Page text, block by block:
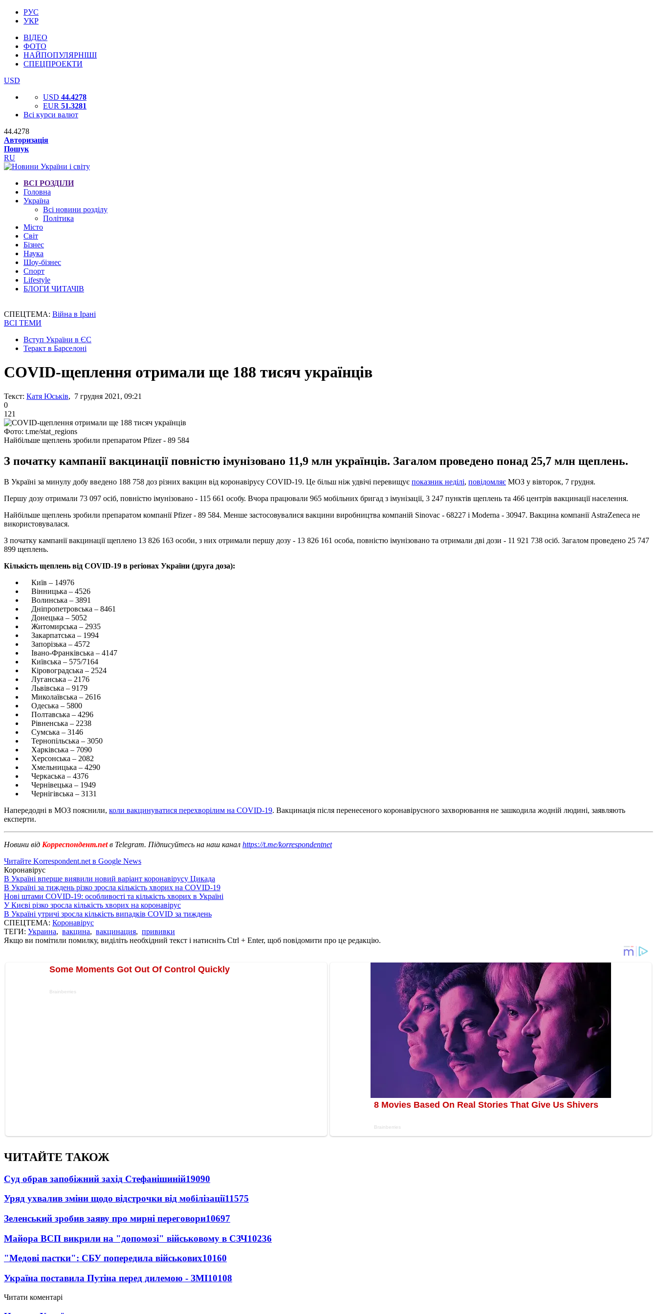
РУС
УКР
ВІДЕО
ФОТО
НАЙПОПУЛЯРНІШІ
СПЕЦПРОЕКТИ
USD
USD 44.4278
EUR 51.3281
Всі курси валют
44.4278
Авторизація
Пошук
RU
ВСІ РОЗДІЛИ
Головна
Україна
Всі новини розділу
Політика
Місто
Світ
Бізнес
Наука
Шоу-бізнес
Спорт
Lifestyle
БЛОГИ ЧИТАЧІВ
СПЕЦТЕМА: Війна в Ірані
ВСІ ТЕМИ
Вступ України в ЄС
Теракт в Барселоні
COVID-щеплення отримали ще 188 тисяч українців
Текст: Катя Юськів, 7 грудня 2021, 09:21
0
121
Фото: t.me/stat_regions
Найбільше щеплень зробили препаратом Pfizer - 89 584
З початку кампанії вакцинації повністю імунізовано 11,9 млн українців. Загалом проведено понад 25,7 млн щеплень.
В Україні за минулу добу введено 188 758 доз різних вакцин від коронавірусу COVID-19. Це більш ніж удвічі перевищує показник неділі, повідомляє МОЗ у вівторок, 7 грудня.
Першу дозу отримали 73 097 осіб, повністю імунізовано - 115 661 особу. Вчора працювали 965 мобільних бригад з імунізації, 3 247 пунктів щеплень та 466 центрів вакцинації населення.
Найбільше щеплень зробили препаратом компанії Pfizer - 89 584. Менше застосовувалися вакцини виробництва компаній Sinovac - 68227 і Moderna - 30947. Вакцина компанії AstraZeneca не
використовувалася.
З початку кампанії вакцинації щеплено 13 826 163 особи, з них отримали першу дозу - 13 826 161 особа, повністю імунізовано та отримали дві дози - 11 921 738 осіб. Загалом проведено 25 747
899 щеплень.
Кількість щеплень від COVID-19 в регіонах України (друга доза):
Київ – 14976
Вінницька – 4526
Волинська – 3891
Дніпропетровська – 8461
Донецька – 5052
Житомирська – 2935
Закарпатська – 1994
Запорізька – 4572
Івано-Франківська – 4147
Київська – 575/7164
Кіровоградська – 2524
Луганська – 2176
Львівська – 9179
Миколаївська – 2616
Одеська – 5800
Полтавська – 4296
Рівненська – 2238
Сумська – 3146
Тернопільська – 3050
Харківська – 7090
Херсонська – 2082
Хмельницька – 4290
Черкаська – 4376
Чернівецька – 1949
Чернігівська – 3131
Напередодні в МОЗ пояснили, коли вакцинуватися перехворілим на COVID-19. Вакцинація після перенесеного коронавірусного захворювання не зашкодила жодній людині, заявляють
експерти.
Новини від Корреспондент.netв Telegram. Підписуйтесь на наш канал https://t.me/korrespondentnet
Читайте Korrespondent.net в Google News
Коронавірус
В Україні вперше виявили новий варіант коронавірусу Цикада
В Україні за тиждень різко зросла кількість хворих на COVID-19
Нові штами COVID-19: особливості та кількість хворих в Україні
У Києві різко зросла кількість хворих на коронавірус
В Україні утричі зросла кількість випадків COVID за тиждень
СПЕЦТЕМА: Коронавірус
ТЕГИ: Украина, вакцина, вакцинация, прививки
Якщо ви помітили помилку, виділіть необхідний текст і натисніть Ctrl + Enter, щоб повідомити про це редакцію.
ЧИТАЙТЕ ТАКОЖ
Суд обрав запобіжний захід Стефанішиній19090
Уряд ухвалив зміни щодо відстрочки від мобілізації11575
Зеленський зробив заяву про мирні переговори10697
Майора ВСП викрили на "допомозі" військовому в СЗЧ10236
"Медові пастки": СБУ попередила військових10160
Україна поставила Путіна перед дилемою - ЗМІ10108
Читати коментарі